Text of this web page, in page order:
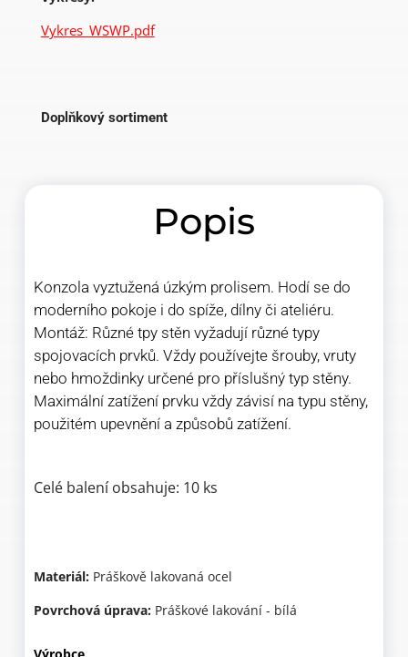
Vykres_WSWP.pdf
Doplňkový sortiment
Popis
Konzola vyztužená úzkým prolisem. Hodí se do
moderního pokoje i do spíže, dílny či ateliéru.
Montáž: Různé tpy stěn vyžadují různé typy
spojovacích prvků. Vždy používejte šrouby, vruty
nebo hmoždinky určené pro příslušný typ stěny.
Maximální zatížení prvku vždy závisí na typu stěny,
použitém upevnění a způsobů zatížení.
Celé balení obsahuje: 10 ks
Materiál: Práškově lakovaná ocel
Povrchová úprava: Práškové lakování - bílá